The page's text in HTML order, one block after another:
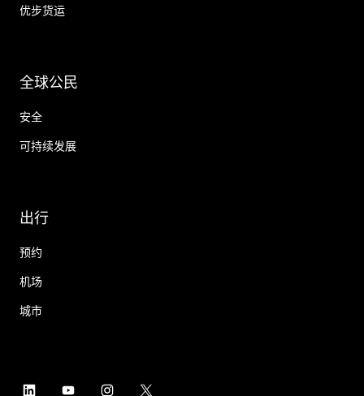
优步货运
全球公民
安全
可持续发展
出行
预约
机场
城市